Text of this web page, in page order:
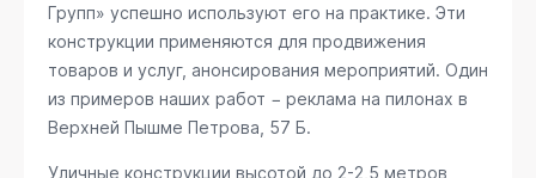
Групп» успешно используют его на практике. Эти
конструкции применяются для продвижения
товаров и услуг, анонсирования мероприятий. Один
из примеров наших работ − реклама на пилонах в
Верхней Пышме Петрова, 57 Б.
Уличные конструкции высотой до 2-2,5 метров